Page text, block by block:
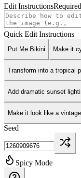
Edit InstructionsRequired
Quick Edit Instructions
Put Me Bikini Make it
Transform into a tropical
Add dramatic sunset
Make it look like a
Seed
Spicy Mode